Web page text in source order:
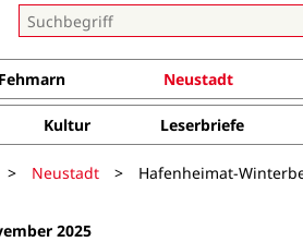
Fehmarn Neustadt
Kultur Leserbriefe
> Neustadt > Hafenheimat-
2025